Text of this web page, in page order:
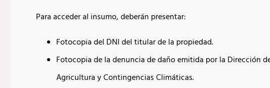
Para acceder al insumo, deberán presentar:
Fotocopia del DNI del titular de la propiedad.
Fotocopia de la denuncia de daño emitida por la Dirección
Agricultura y Contingencias Climáticas.